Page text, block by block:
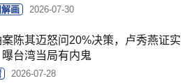
画 2026-07-30
案陈其迈怒问20%决策，卢秀燕证实
曝台湾当局有内鬼
2026-07-28